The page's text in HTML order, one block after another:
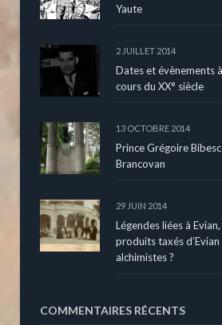
Yaute
2 JUILLET 2014
Dates et évènements
cours du XX° siècle
13 OCTOBRE 2014
Prince Grégoire
Brancovan
29 JUIN 2014
Légendes liées à
produits taxés
alchimistes ?
COMMENTAIRES RÉCENTS